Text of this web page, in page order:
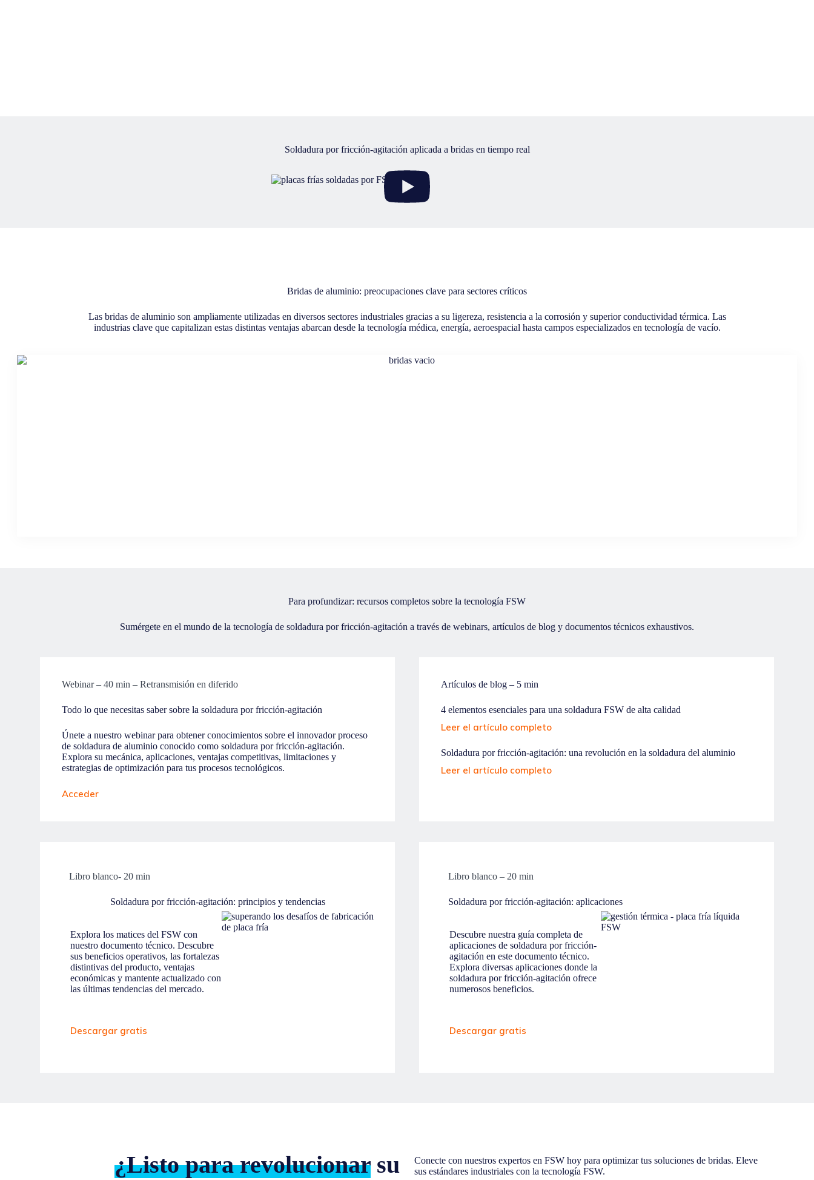
Soldadura por fricción-agitación aplicada a bridas en tiempo real
Bridas de aluminio: preocupaciones clave para sectores críticos
Las bridas de aluminio son ampliamente utilizadas en diversos sectores industriales gracias a su ligereza, resistencia a la corrosión y superior conductividad térmica. Las
industrias clave que capitalizan estas distintas ventajas abarcan desde la tecnología médica, energía, aeroespacial hasta campos especializados en tecnología de vacío.
Para profundizar: recursos completos sobre la tecnología FSW
Sumérgete en el mundo de la tecnología de soldadura por fricción-agitación a través de webinars, artículos de blog y documentos técnicos exhaustivos.
Webinar – 40 min – Retransmisión en diferido
Todo lo que necesitas saber sobre la soldadura por fricción-agitación
Únete a nuestro webinar para obtener conocimientos sobre el innovador proceso
de soldadura de aluminio conocido como soldadura por fricción-agitación.
Explora su mecánica, aplicaciones, ventajas competitivas, limitaciones y
estrategias de optimización para tus procesos tecnológicos.
Acceder
Artículos de blog – 5 min
4 elementos esenciales para una soldadura FSW de alta calidad
Leer el artículo completo
Soldadura por fricción-agitación: una revolución en la soldadura del aluminio
Leer el artículo completo
Libro blanco- 20 min
Soldadura por fricción-agitación: principios y tendencias
Explora los matices del FSW con
nuestro documento técnico. Descubre
sus beneficios operativos, las fortalezas
distintivas del producto, ventajas
económicas y mantente actualizado con
las últimas tendencias del mercado.
Descargar gratis
Libro blanco – 20 min
Soldadura por fricción-agitación: aplicaciones
Descubre nuestra guía completa de
aplicaciones de soldadura por fricción-
agitación en este documento técnico.
Explora diversas aplicaciones donde la
soldadura por fricción-agitación ofrece
numerosos beneficios.
Descargar gratis
¿Listo para revolucionar su
Conecte con nuestros expertos en FSW hoy para optimizar tus soluciones de bridas. Eleve
sus estándares industriales con la tecnología FSW.